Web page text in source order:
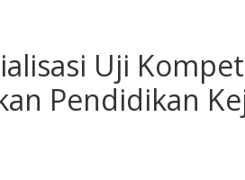
Uji
Pendidikan